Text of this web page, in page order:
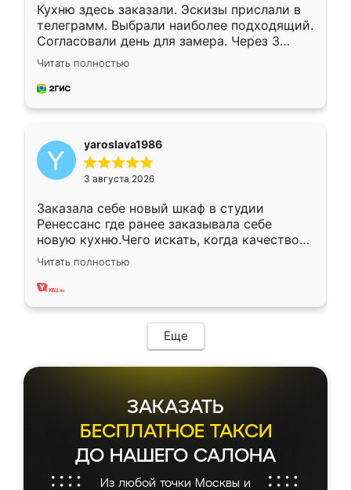
Кухню здесь заказали. Эскизы прислали в
телеграмм. Выбрали наиболее подходящий.
Согласовали день для замера. Через 3
недели кухня была уже готова. Остались
довольны работой. Спасибо Ренессанс
мебель за качественную работу!
Читать полностью
yaroslava1986
3 августа 2026
Заказала себе новый шкаф в студии
Ренессанс где ранее заказывала себе
новую кухню.Чего искать, когда качеством
вполне довольна. Служит кухня уже почти
два года, нареканий нет.
Читать полностью
Еще
ЗАКАЗАТЬ
БЕСПЛАТНОЕ ТАКСИ
ДО НАШЕГО САЛОНА
Из любой точки Москвы и